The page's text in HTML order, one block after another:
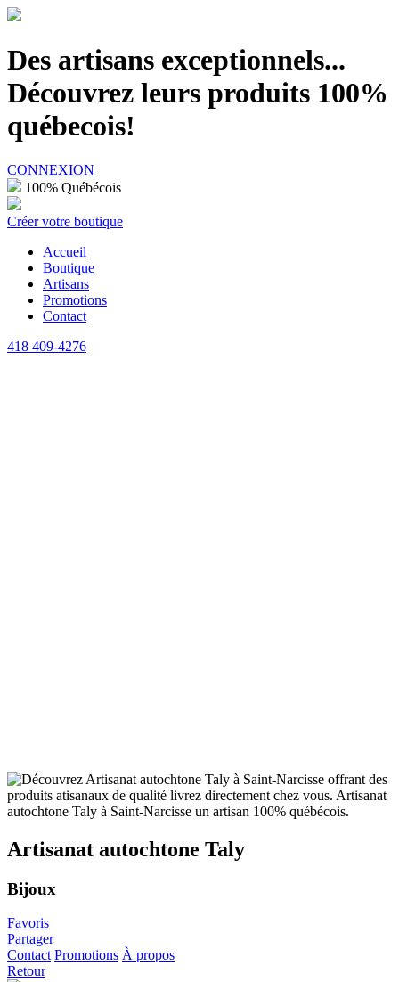
Des artisans exceptionnels...
Découvrez leurs produits 100%
québecois!
CONNEXION
100% Québécois
Créer votre boutique
Accueil
Boutique
Artisans
Promotions
Contact
418 409-4276
Artisanat autochtone Taly
Bijoux
Favoris
Partager
Contact Promotions À propos
Retour